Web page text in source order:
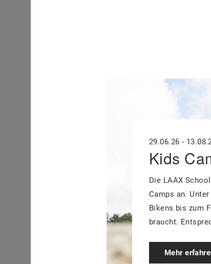
29.06.26 -
Kids
Die LAAX
Camps an.
Bikens bis zum
braucht.
Mehr